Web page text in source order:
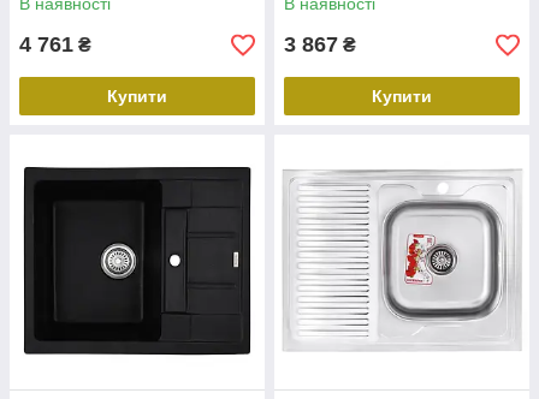
4 761 ₴
Купити
3 867 ₴
Купити